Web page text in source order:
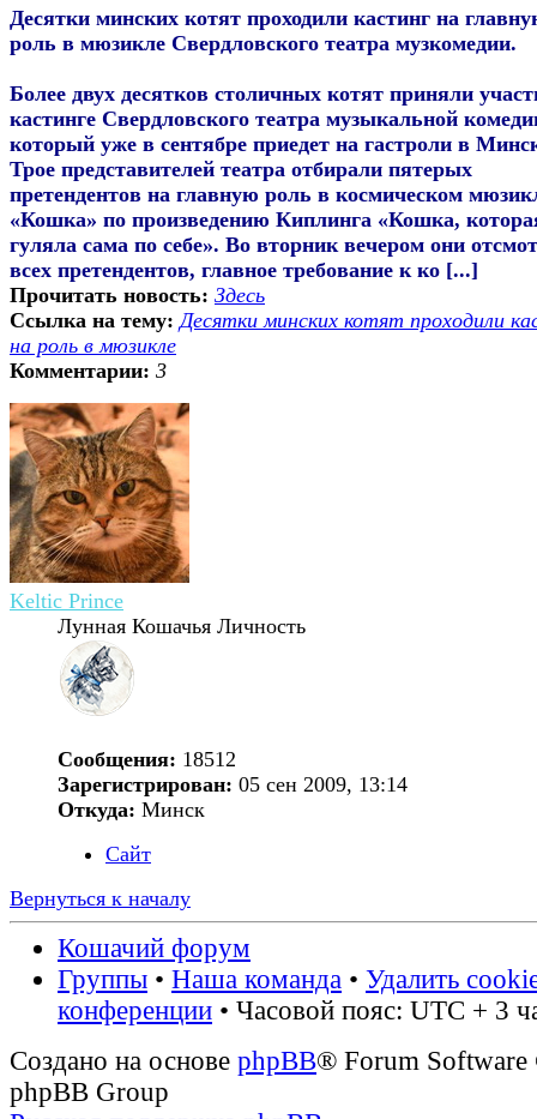
Десятки минских котят проходили кастинг на
роль в мюзикле Свердловского театра музкомедии.
Более двух десятков столичных котят приняли
кастинге Свердловского театра музыкальной
который уже в сентябре приедет на гастроли в
Трое представителей театра отбирали пятерых
претендентов на главную роль в космическом
«Кошка» по произведению Киплинга «Кошка,
гуляла сама по себе». Во вторник вечером они
всех претендентов, главное требование к ко [...]
Прочитать новость: Здесь
Ссылка на тему: Десятки минских котят проходили
на роль в мюзикле
Комментарии: 3
Keltic Prince
Лунная Кошачья Личность
Сообщения: 18512
Зарегистрирован: 05 сен 2009, 13:14
Откуда: Минск
Сайт
Вернуться к началу
Кошачий форум
Группы • Наша команда • Удалить
конференции • Часовой пояс: UTC + 3
Создано на основе phpBB® Forum
phpBB Group